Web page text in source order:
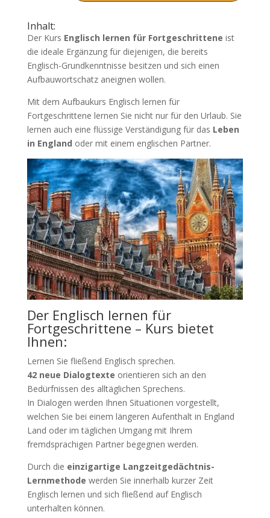
Inhalt:
Der Kurs Englisch lernen für Fortgeschrittene ist
die ideale Ergänzung für diejenigen, die bereits
Englisch-Grundkenntnisse besitzen und sich einen
Aufbauwortschatz aneignen wollen.
Mit dem Aufbaukurs Englisch lernen für
Fortgeschrittene lernen Sie nicht nur für den Urlaub. Sie
lernen auch eine flüssige Verständigung für das Leben
in England oder mit einem englischen Partner.
Der Englisch lernen für
Fortgeschrittene – Kurs bietet
Ihnen:
Lernen Sie fließend Englisch sprechen.
42 neue Dialogtexte orientieren sich an den
Bedürfnissen des alltäglichen Sprechens.
In Dialogen werden Ihnen Situationen vorgestellt,
welchen Sie bei einem längeren Aufenthalt in England
Land oder im täglichen Umgang mit Ihrem
fremdsprachigen Partner begegnen werden.
Durch die einzigartige Langzeitgedächtnis-
Lernmethode werden Sie innerhalb kurzer Zeit
Englisch lernen und sich fließend auf Englisch
unterhalten können.